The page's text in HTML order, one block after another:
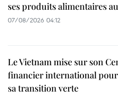
ses produits alimentaires
07/08/2026 04:12
Le Vietnam mise sur son
financier international
sa transition verte